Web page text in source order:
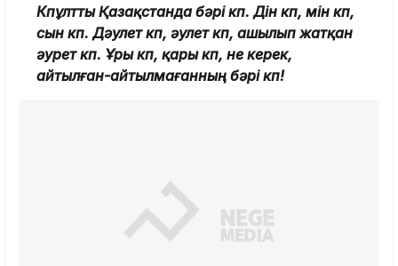
Көпұлтты Қазақстанда бәрі көп. Дін көп, мін көп,
сын көп. Дәулет көп, әулет көп, ашылып жатқан
әурет көп. Ұры көп, қары көп, не керек,
айтылған-айтылмағанның бәрі көп!